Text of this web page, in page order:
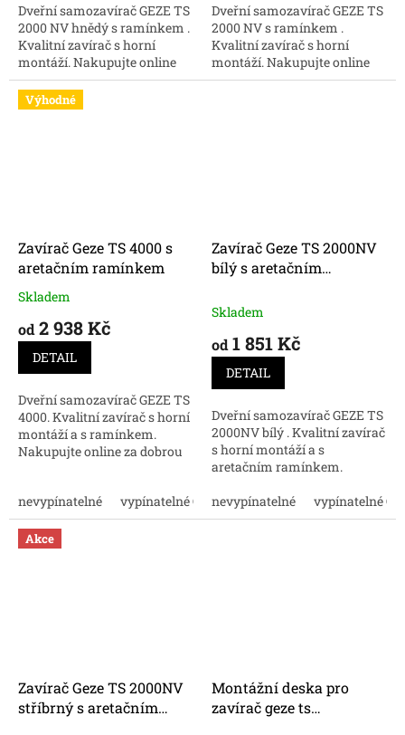
Dveřní samozavírač GEZE TS
2000 NV hnědý s ramínkem .
Kvalitní zavírač s horní
montáží. Nakupujte online
kvalitní samozavírače GEZE
za skvělou cenu.
Dveřní samozavírač GEZE TS
2000 NV s ramínkem .
Kvalitní zavírač s horní
montáží. Nakupujte online
kvalitní samozavírače GEZE
Výhodné
Zavírač Geze TS 4000 s
aretačním ramínkem
Průměrné
produktu
5,0
5
hvězdiček.
Skladem
od2 938 Kč
DETAIL
Dveřní samozavírač GEZE TS
4000. Kvalitní zavírač s horní
montáží a s ramínkem.
Nakupujte online za dobrou
nevypínatelné
vypínatelné ON/OFF
Zavírač Geze TS 2000NV
bílý s aretačním
Skladem
od1 851 Kč
DETAIL
Dveřní samozavírač GEZE TS
2000NV bílý . Kvalitní zavírač
s horní montáží a s
aretačním ramínkem.
cenu.
nevypínatelné vypínatelné
Akce
Zavírač Geze TS 2000NV
stříbrný s aretačním
Montážní deska pro
zavírač geze ts